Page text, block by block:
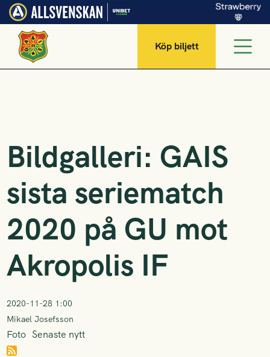
Köp biljett
Bildgalleri: GAIS
sista seriematch
2020 på GU mot
Akropolis IF
2020-11-28 1:00
Mikael Josefsson
Foto Senaste nytt